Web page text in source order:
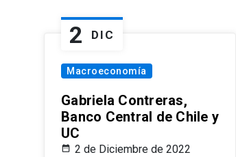
2 DIC
Macroeconomía
Gabriela Contreras,
Banco Central de Chile y
UC
2 de Diciembre de 2022